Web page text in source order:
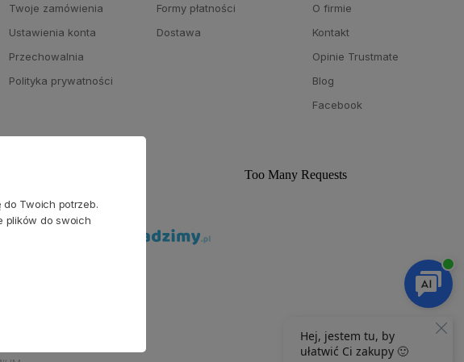
Twoje zamówienia
Ustawienia konta
Przechowalnia
Polityka prywatności
Formy płatności
Dostawa
O firmie
Kontakt
Opinie Trustmate
Blog
Facebook
do Twoich potrzeb.
plików do swoich